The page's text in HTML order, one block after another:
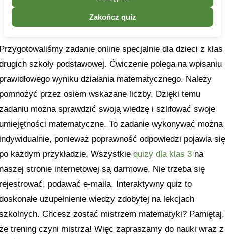
Zakończ quiz
zadanie online specjalnie dla dzieci z klas
szkoły podstawowej. Ćwiczenie polega na wpisaniu
wyniku działania matematycznego. Należy
przez osiem wskazane liczby. Dzięki temu
można sprawdzić swoją wiedzę i szlifować swoje
matematyczne. To zadanie wykonywać można
ponieważ poprawność odpowiedzi pojawia
każdym przykładzie. Wszystkiequizy dla klas 3 na
stronie internetowej są darmowe. Nie trzeba się
podawać e-maila. Interaktywny quiz to
uzupełnienie wiedzy zdobytej na lekcjach
Chcesz zostać mistrzem matematyki? Pamiętaj,
trening czyni mistrza! Więc zapraszamy do nauki wraz z